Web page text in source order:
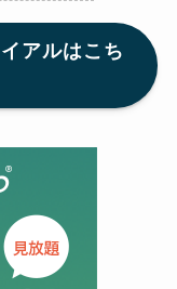
アルはこち